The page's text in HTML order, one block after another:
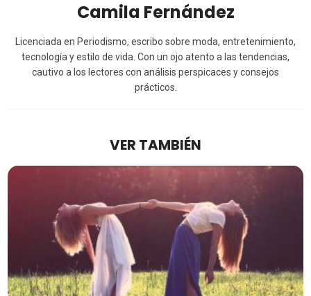
Camila Fernández
Licenciada en Periodismo, escribo sobre moda, entretenimiento,
tecnología y estilo de vida. Con un ojo atento a las tendencias,
cautivo a los lectores con análisis perspicaces y consejos
prácticos.
VER TAMBIÉN